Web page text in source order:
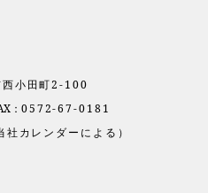
小田町2-100
： 0572-67-0181
カレンダーによる）